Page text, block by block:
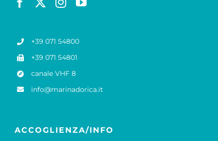
+39 071 54800
+39 071 54801
canale VHF 8
info@marinadorica.it
ACCOGLIENZA/INFO